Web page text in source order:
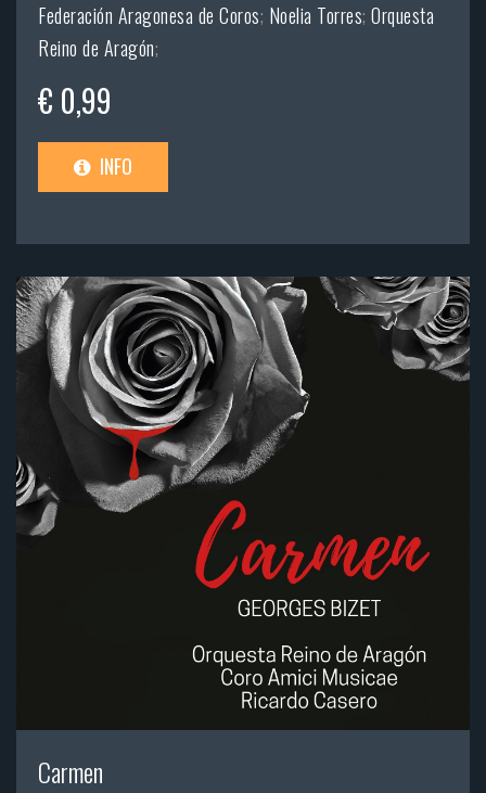
Federación Aragonesa de Coros; Noelia Torres; Orquesta
Reino de Aragón;
€ 0,99
INFO
Carmen